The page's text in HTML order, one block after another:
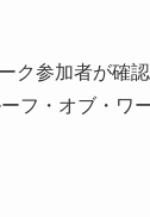
ク参加者が確
フ・オブ・ワ